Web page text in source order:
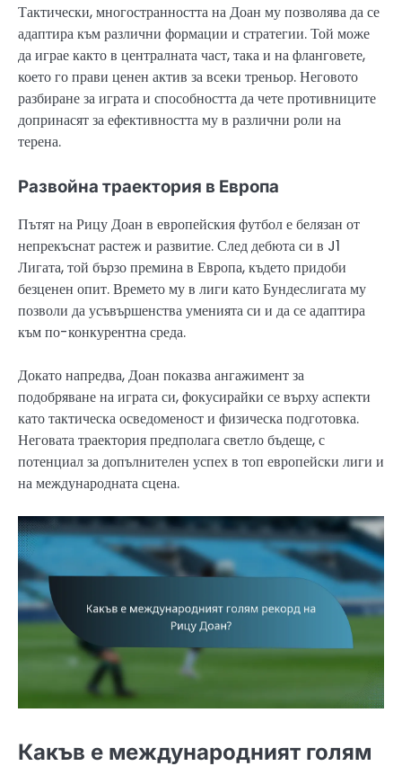
Тактически, многостранността на Доан му позволява да се
адаптира към различни формации и стратегии. Той може
да играе както в централната част, така и на фланговете,
което го прави ценен актив за всеки треньор. Неговото
разбиране за играта и способността да чете противниците
допринасят за ефективността му в различни роли на
терена.
Развойна траектория в Европа
Пътят на Рицу Доан в европейския футбол е белязан от
непрекъснат растеж и развитие. След дебюта си в J1
Лигата, той бързо премина в Европа, където придоби
безценен опит. Времето му в лиги като Бундеслигата му
позволи да усъвършенства уменията си и да се адаптира
към по-конкурентна среда.
Докато напредва, Доан показва ангажимент за
подобряване на играта си, фокусирайки се върху аспекти
като тактическа осведоменост и физическа подготовка.
Неговата траектория предполага светло бъдеще, с
потенциал за допълнителен успех в топ европейски лиги и
на международната сцена.
Какъв е международният голям